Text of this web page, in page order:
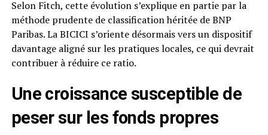
Selon Fitch, cette évolution s’explique en partie par la
méthode prudente de classification héritée de BNP
Paribas. La BICICI s’oriente désormais vers un dispositif
davantage aligné sur les pratiques locales, ce qui devrait
contribuer à réduire ce ratio.
Une croissance susceptible de
peser sur les fonds propres